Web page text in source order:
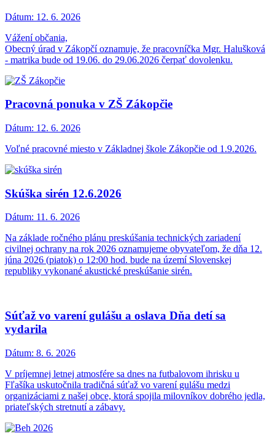
Dátum: 12. 6. 2026
Vážení občania,
Obecný úrad v Zákopčí oznamuje, že pracovníčka Mgr. Halušková
- matrika bude od 19.06. do 29.06.2026 čerpať dovolenku.
Pracovná ponuka v ZŠ Zákopčie
Dátum: 12. 6. 2026
Voľné pracovné miesto v Základnej škole Zákopčie od 1.9.2026.
Skúška sirén 12.6.2026
Dátum: 11. 6. 2026
Na základe ročného plánu preskúšania technických zariadení
civilnej ochrany na rok 2026 oznamujeme obyvateľom, že dňa 12.
júna 2026 (piatok) o 12:00 hod. bude na území Slovenskej
republiky vykonané akustické preskúšanie sirén.
Súťaž vo varení gulášu a oslava Dňa detí sa
vydarila
Dátum: 8. 6. 2026
V príjemnej letnej atmosfére sa dnes na futbalovom ihrisku u
Fľašíka uskutočnila tradičná súťaž vo varení gulášu medzi
organizáciami z našej obce, ktorá spojila milovníkov dobrého jedla,
priateľských stretnutí a zábavy.